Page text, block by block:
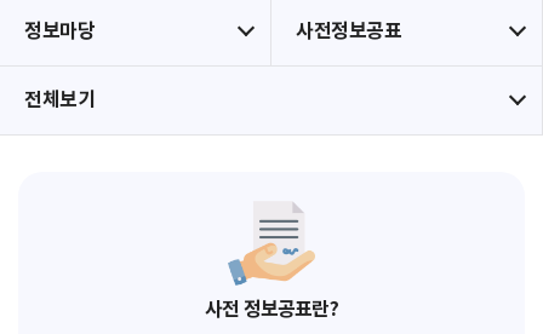
정보마당 사전정보공표
전체보기
사전 정보공표란?